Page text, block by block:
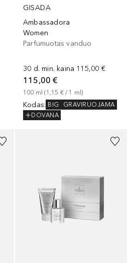
GISADA
Ambassadora
Women
Parfumuotas vanduo
30 d. min. kaina 115,00 €
115,00 €
100 ml (1,15 € / 1 ml)
Kodas: BIG
GRAVIRUOJAMA
DOVANA